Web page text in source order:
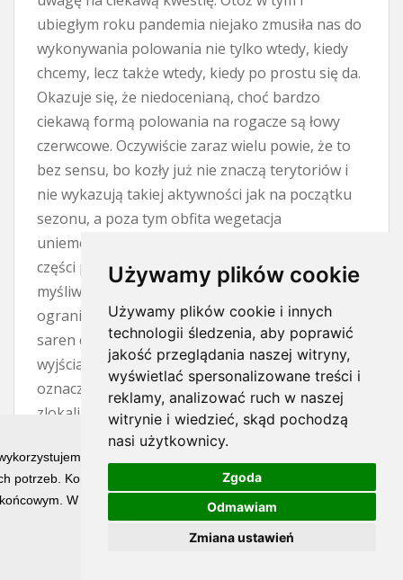
technologię cookies w celu świadczenia Państwu
potrzeb. Korzystanie z witryny bez zmiany ustawień dotyczących
W każdym momencie możesz określić warunki
Używamy plików cookie
Używamy plików cookie i innych
technologii śledzenia, aby poprawić
jakość przeglądania naszej witryny,
wyświetlać spersonalizowane treści i
reklamy, analizować ruch w naszej
witrynie i wiedzieć, skąd pochodzą
nasi użytkownicy.
Zgoda
Odmawiam
Zmiana ustawień
ubiegłym roku pandemia niejako zmusiła nas do
wykonywania polowania nie tylko wtedy, kiedy
chcemy, lecz także wtedy, kiedy po prostu się da.
Okazuje się, że niedocenianą, choć bardzo
ciekawą formą polowania na rogacze są łowy
czerwcowe. Oczywiście zaraz wielu powie, że to
bez sensu, bo kozły już nie znaczą terytoriów i
nie wykazują takiej aktywności jak na początku
sezonu, a poza tym obfita wegetacja
uniemożliwia zdobycie trofeum. To wszystko po
części prawda, czerwiec to trudny miesiąc dla
myśliwego. Wyrośnięte zboża i trawy znacznie
ograniczają widoczność, natomiast aktywność
saren często przejawia się jedynie w krótkich
wyjściach na otwarty teren. Jednak trudny nie
oznacza niemożliwy. Jeżeli mamy
zlokalizowanego rogacza, to kwestią cierpliwości
i wytrwałości jest spotkanie z nim. W nagrodę
pozyskujemy osobnika o najładniejszym
wyglądzie parostków w całym sezonie.
Największy atut trofeum pozyskanego w
czerwcu stanowi już pełne jego wybarwienie.